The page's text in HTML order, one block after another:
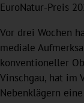
EuroNatur-Preis
Vor drei Wochen
mediale
konventioneller
Vinschgau, hat im
Nebenklägern